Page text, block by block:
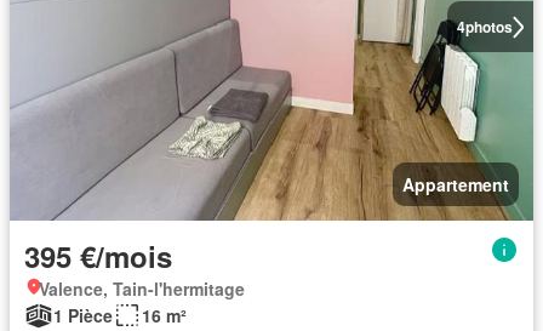
4photos
Appartement
395 €/mois
Valence, Tain-l'hermitage
1 Pièce
16 m²